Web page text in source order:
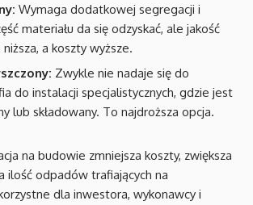
Wymaga dodatkowej segregacji i
materiału da się odzyskać, ale jakość
a koszty wyższe.
Zwykle nie nadaje się do
do instalacji specjalistycznych, gdzie jest
lub składowany. To najdroższa opcja.
na budowie zmniejsza koszty, zwiększa
ilość odpadów trafiających na
dla inwestora, wykonawcy i